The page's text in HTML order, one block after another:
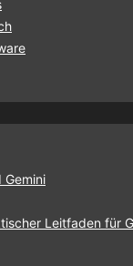
Gemini
Leitfaden für